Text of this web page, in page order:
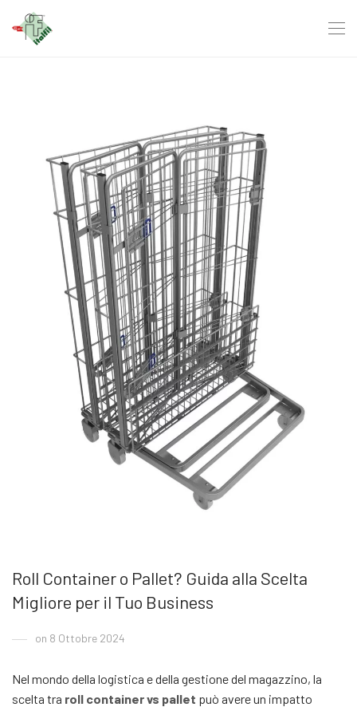
Roll Container o Pallet? Guida alla Scelta
Migliore per il Tuo Business
on 8 Ottobre 2024
Nel mondo della logistica e della gestione del magazzino, la
scelta tra roll container vs pallet può avere un impatto